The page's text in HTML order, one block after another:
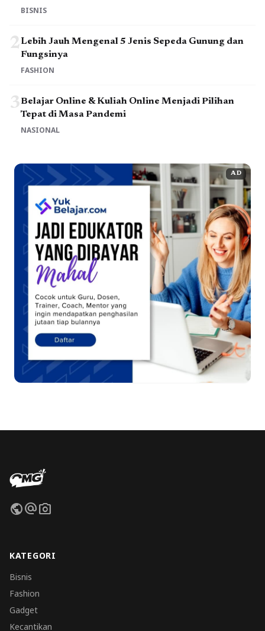
BISNIS
2Lebih Jauh Mengenal 5 Jenis Sepeda Gunung dan
Fungsinya
FASHION
3Belajar Online & Kuliah Online Menjadi Pilihan
Tepat di Masa Pandemi
NASIONAL
AD
publicalternate_emailphoto_camera
KATEGORI
Bisnis
Fashion
Gadget
Kecantikan